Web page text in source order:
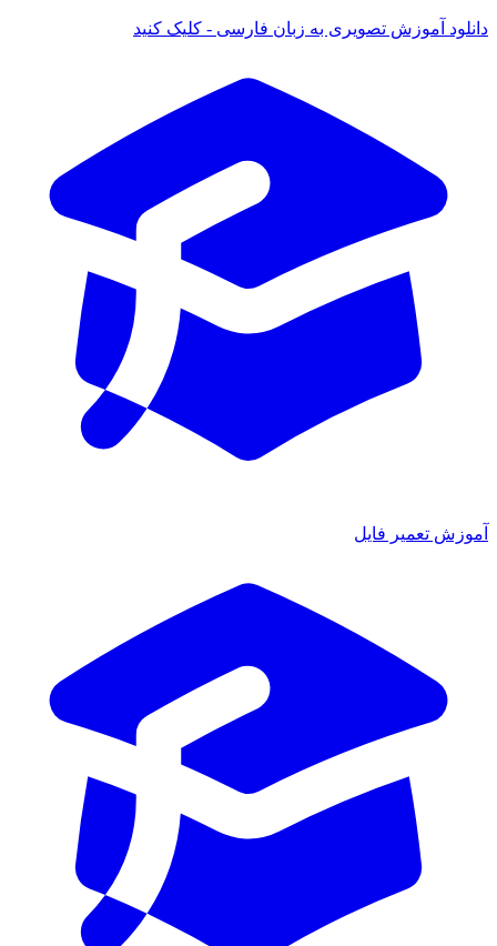
آموزش تصویری به زبان فارسی - کلیک کنید
تعمیر فایل